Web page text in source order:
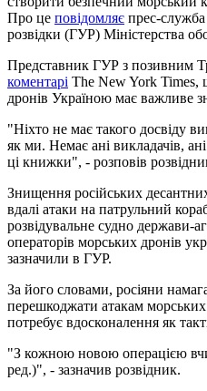
Про це повідомляє прес-
розвідки (ГУР) Міністерства
Представник ГУР з позивним
коментарі The New York Times,
дронів Україною має важливе
"Ніхто не має такого досвіду
як ми. Немає ані викладачів,
ці книжки", - розповів
Знищення російських
вдалі атаки на патрульний
розвідувальне судно держави-
операторів морських дронів
зазначили в ГУР.
За його словами, росіяни
перешкоджати атакам
потребує вдосконалення як
"З кожною новою операцією
ред.)", - зазначив розвідник.